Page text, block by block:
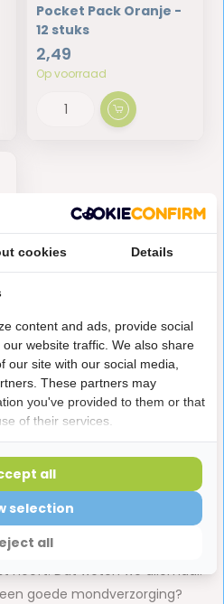
Pocket Pack Oranje -
12 stuks
2,49
Op voorraad
hoe minder vaak je
hoe minder vaak je naar de
hoeft. Dat weten we allemaal.
goede mondverzorging?
cookies Details
content and ads, provide social
website traffic. We also share
our site with our social media,
These partners may
you've provided to them or that
of their services.
all
selection
all